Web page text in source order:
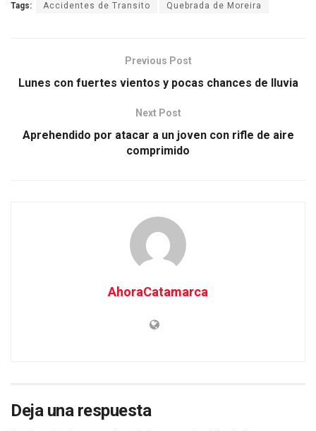
Tags: Accidentes de Transito Quebrada de Moreira
Previous Post
Lunes con fuertes vientos y pocas chances de lluvia
Next Post
Aprehendido por atacar a un joven con rifle de aire
comprimido
AhoraCatamarca
Deja una respuesta